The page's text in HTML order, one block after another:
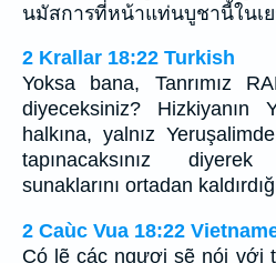
นมัสการที่หน้าแท่นบูชานี้ในเย
2 Krallar 18:22 Turkish
Yoksa bana, Tanrımız
diyeceksiniz? Hizkiyanın
halkına, yalnız
tapınacaksınız
sunaklarını ortadan
2 Caùc Vua 18:22
Có lẽ các ngươi sẽ nói với